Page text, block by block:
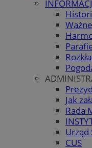
Jak
Rada
Urząd
CUS